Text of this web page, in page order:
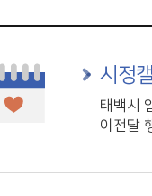
시정
태백시
이전달